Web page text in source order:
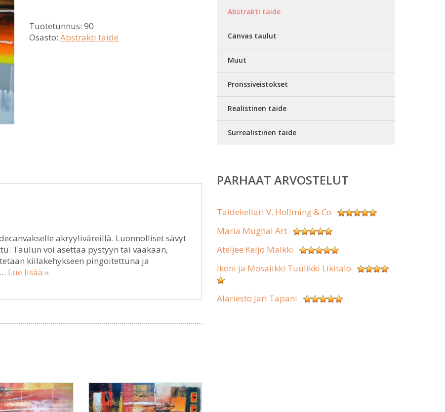
Tuotetunnus: 90
Osasto: Abstrakti taide
akryyliväreillä. Luonnolliset sävyt
Taulun voi asettaa pystyyn tai vaakaan,
kiilakehykseen pingoitettuna ja
Lue lisää »
Abstrakti taide
Canvas taulut
Muut
Pronssiveistokset
Realistinen taide
Surrealistinen taide
PARHAAT ARVOSTELUT
Taidekellari V. Hollming & Co
Maria Mughal Art
Ateljee Keijo Malkki
Ikoni ja Mosaiikki Tuulikki Likitalo
Alariesto Jari Tapani